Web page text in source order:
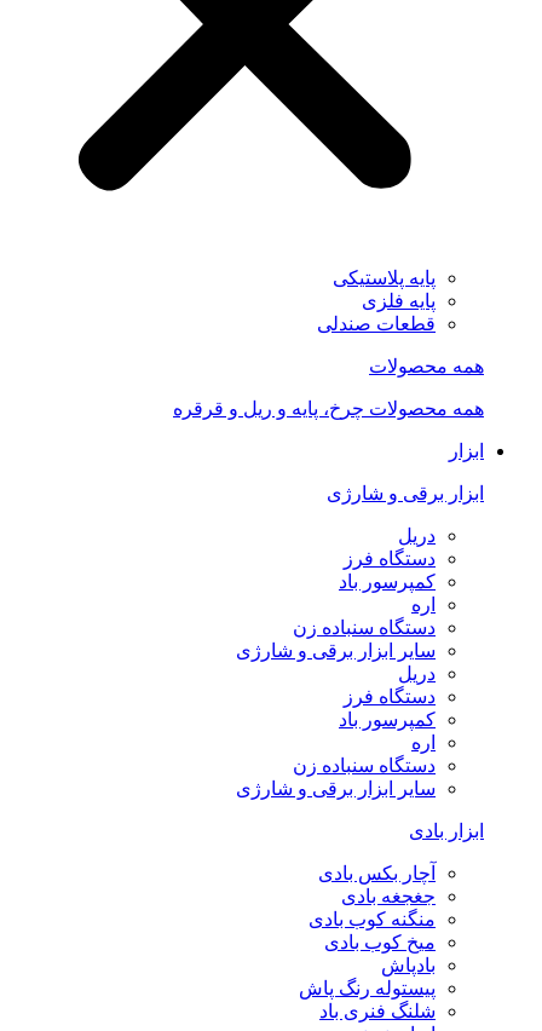
پایه پلاستیکی
پایه فلزی
قطعات صندلی
همه محصولات
همه محصولات چرخ، پایه و ریل و قرقره
ابزار
ابزار برقی و شارژی
دریل
دستگاه فرز
کمپرسور باد
اره
دستگاه سنباده زن
سایر ابزار برقی و شارژی
دریل
دستگاه فرز
کمپرسور باد
اره
دستگاه سنباده زن
سایر ابزار برقی و شارژی
ابزار بادی
آچار بکس بادی
جغجغه بادی
منگنه کوب بادی
میخ کوب بادی
بادپاش
پیستوله رنگ پاش
شلنگ فنری باد